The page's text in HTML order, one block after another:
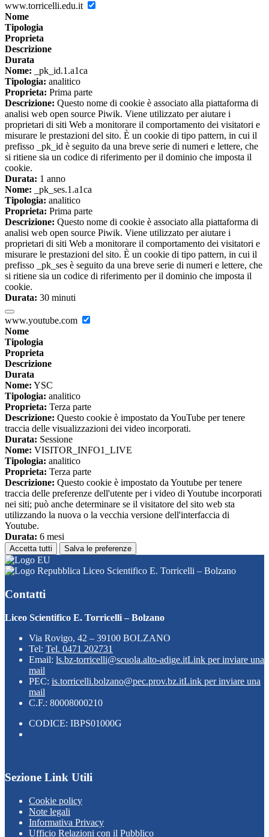
www.torricelli.edu.it
Nome
Tipologia
Proprieta
Descrizione
Durata
Nome: _pk_id.1.a1ca
Tipologia: analitico
Proprieta: Prima parte
Descrizione: Questo nome di cookie è associato alla piattaforma di
analisi web open source Piwik. Viene utilizzato per aiutare i
proprietari di siti Web a monitorare il comportamento dei visitatori e
misurare le prestazioni del sito. È un cookie di tipo pattern, in cui il
prefisso _pk_id è seguito da una breve serie di numeri e lettere, che
si ritiene sia un codice di riferimento per il dominio che imposta il
cookie.
Durata: 1 anno
Nome: _pk_ses.1.a1ca
Tipologia: analitico
Proprieta: Prima parte
Descrizione: Questo nome di cookie è associato alla piattaforma di
analisi web open source Piwik. Viene utilizzato per aiutare i
proprietari di siti Web a monitorare il comportamento dei visitatori e
misurare le prestazioni del sito. È un cookie di tipo pattern, in cui il
prefisso _pk_ses è seguito da una breve serie di numeri e lettere, che
si ritiene sia un codice di riferimento per il dominio che imposta il
cookie.
Durata: 30 minuti
www.youtube.com
Nome
Tipologia
Proprieta
Descrizione
Durata
Nome: YSC
Tipologia: analitico
Proprieta: Terza parte
Descrizione: Questo cookie è impostato da YouTube per tenere
traccia delle visualizzazioni dei video incorporati.
Durata: Sessione
Nome: VISITOR_INFO1_LIVE
Tipologia: analitico
Proprieta: Terza parte
Descrizione: Questo cookie è impostato da Youtube per tenere
traccia delle preferenze dell'utente per i video di Youtube incorporati
nei siti; può anche determinare se il visitatore del sito web sta
utilizzando la nuova o la vecchia versione dell'interfaccia di
Youtube.
Durata: 6 mesi
Accetta tutti Salva le preferenze
Liceo Scientifico E. Torricelli – Bolzano
Contatti
Liceo Scientifico E. Torricelli – Bolzano
Via Rovigo, 42 – 39100 BOLZANO
Tel: Tel. 0471 202731
Email: ls.bz-torricelli@scuola.alto-adige.itLink per inviare una
mail
PEC: is.torricelli.bolzano@pec.prov.bz.itLink per inviare una
mail
C.F.: 80008000210
CODICE: IBPS01000G
Sezione Link Utili
Cookie policy
Note legali
Informativa Privacy
Ufficio Relazioni con il Pubblico